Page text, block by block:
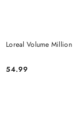
Loreal Volume
Cena:
54.99